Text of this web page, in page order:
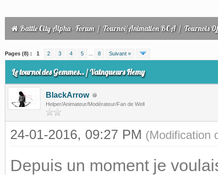
Battle City Alpha - Forum/ Tournoi/Animation BCA/ Tournois
Pages (8) : 1 2 3 4 5 8 Suivant »
Le tournoi des Gemmes.. / Vainqueurs Hemy
BlackArrow
Helper/Animateur/Modérateur/Fan de Well
24-01-2016, 09:27 PM (Modification
Depuis un moment je